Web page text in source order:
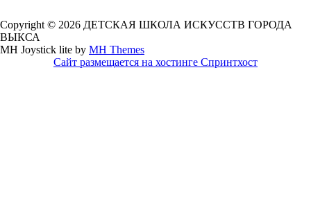
Copyright © 2026 ДЕТСКАЯ ШКОЛА ИСКУССТВ ГОРОДА
ВЫКСА
MH Joystick lite by MH Themes
Сайт размещается на хостинге Спринтхост